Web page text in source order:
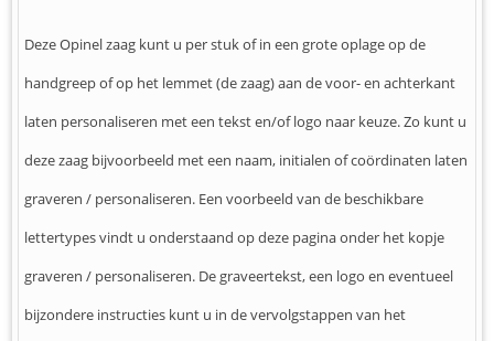
Deze Opinel zaag kunt u per stuk of in een grote oplage op de
handgreep of op het lemmet (de zaag) aan de voor- en achterkant
laten personaliseren met een tekst en/of logo naar keuze. Zo kunt u
deze zaag bijvoorbeeld met een naam, initialen of coördinaten laten
graveren / personaliseren. Een voorbeeld van de beschikbare
lettertypes vindt u onderstaand op deze pagina onder het kopje
graveren / personaliseren. De graveertekst, een logo en eventueel
bijzondere instructies kunt u in de vervolgstappen van het